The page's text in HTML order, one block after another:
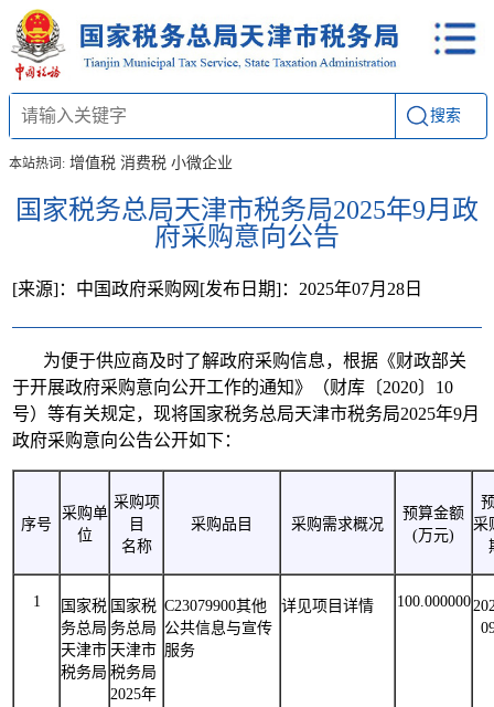
搜索
本站热词: 增值税 消费税 小微企业
国家税务总局天津市税务局2025年9月政
府采购意向公告
[发布日期]：2025年07月28日
[来源]：中国政府采购网
为便于供应商及时了解政府采购信息，根据《财政部关
于开展政府采购意向公开工作的通知》（财库〔2020〕10
号）等有关规定，现将国家税务总局天津市税务局2025年9月
政府采购意向公告公开如下：
序号
采购单
位
采购项
目
名称
采购品目 采购需求概况
预算金额
(万元)
采
1
国家税
务总局
天津市
税务局
国家税
务总局
天津市
税务局
2025年
C23079900其他
公共信息与宣传
服务
详见项目详情 100.000000